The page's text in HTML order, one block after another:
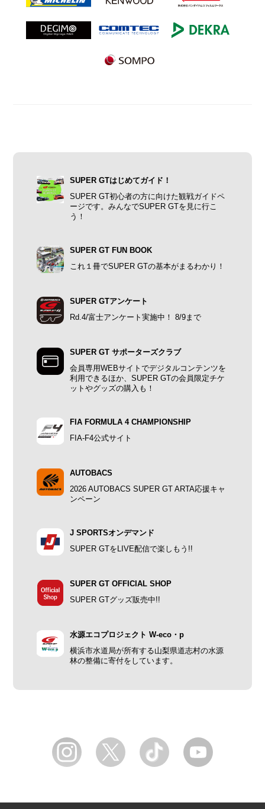
SUPER GTはじめてガイド！
SUPER GT初心者の方に向けた観戦ガイドペ
ージです。みんなでSUPER GTを見に行こ
う！
SUPER GT FUN BOOK
これ１冊でSUPER GTの基本がまるわかり！
SUPER GTアンケート
Rd.4/富士アンケート実施中！ 8/9まで
SUPER GT サポーターズクラブ
会員専用WEBサイトでデジタルコンテンツを
利用できるほか、SUPER GTの会員限定チケ
ットやグッズの購入も！
FIA FORMULA 4 CHAMPIONSHIP
FIA-F4公式サイト
AUTOBACS
2026 AUTOBACS SUPER GT ARTA応援キャ
ンペーン
J SPORTSオンデマンド
SUPER GTをLIVE配信で楽しもう!!
SUPER GT OFFICIAL SHOP
SUPER GTグッズ販売中!!
水源エコプロジェクト W-eco・p
横浜市水道局が所有する山梨県道志村の水源
林の整備に寄付をしています。